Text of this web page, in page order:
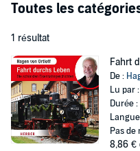
Toutes les
1 résultat
Fahrt
De :
Lu par :
Durée
Pas
8,86 €